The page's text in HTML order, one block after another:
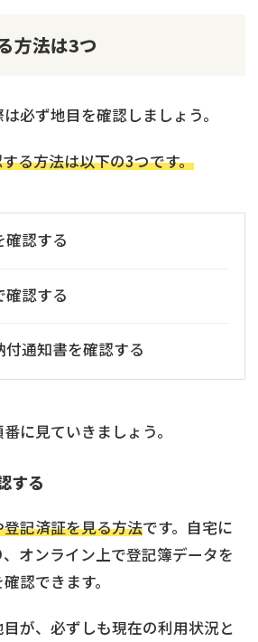
方法は3つ
必ず地目を確認しましょう。
る方法は以下の3つです。
確認する
確認する
付通知書を確認する
に見ていきましょう。
する
記済証を見る方法です。自宅に
オンライン上で登記簿データを
認できます。
が、必ずしも現在の利用状況と